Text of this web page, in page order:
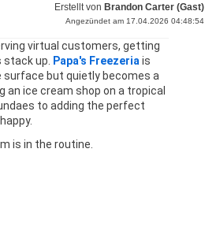
Erstellt von Brandon Carter (Gast)
Angezündet am 17.04.2026 04:48:54
virtual customers, getting
stack up. Papa's Freezeria is
but quietly becomes a
an ice cream shop on a tropical
to adding the perfect
is in the routine.